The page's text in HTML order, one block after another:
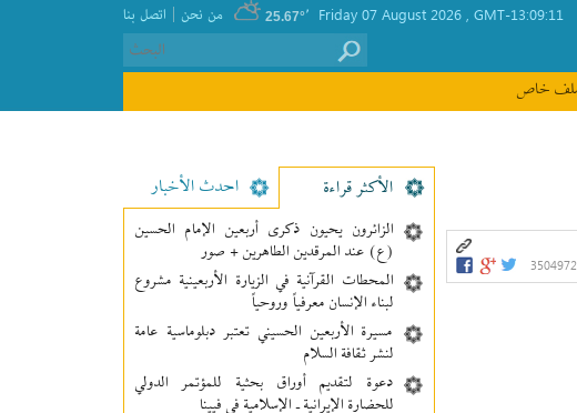
اتصل بنا | من نحن GMT-13:09:11
25.67°
خاص
3504972
الأکثر قراءة احدث الأخبار
الزائرون يحيون ذكرى أربعين الإمام الحسين
(ع) عند المرقدين الطاهرين + صور
المحطات القرآنية في الزيارة الأربعينية مشروع
لبناء الإنسان معرفیاً وروحياً
مسيرة الأربعين الحسيني تعتبر دبلوماسية عامة
لنشر ثقافة السلام
دعوة لتقديم أوراق بحثية للمؤتمر الدولي
للحضارة الإيرانية ـ الإسلامية في فيينا